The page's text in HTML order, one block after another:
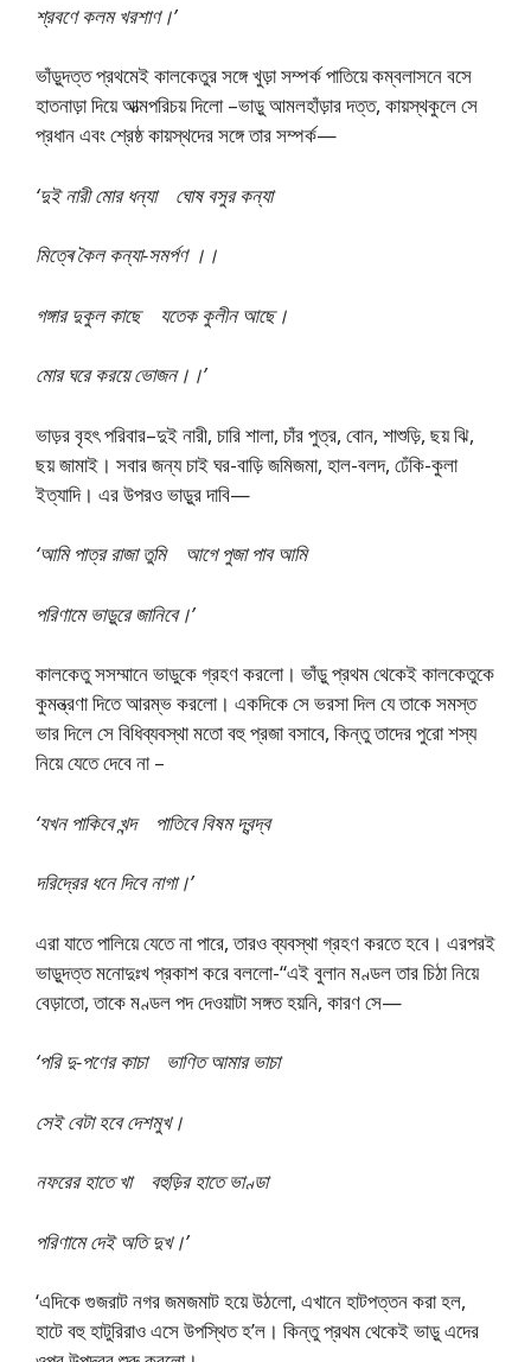
শ্রবণে কলম খরশাণ।’
ভাঁড়ুদত্ত প্রথমেই কালকেতুর সঙ্গে খুড়া সম্পর্ক পাতিয়ে কম্বলাসনে বসে
হাতনাড়া দিয়ে আত্মপরিচয় দিলো –ভাড়ু আমলহাঁড়ার দত্ত, কায়স্থকুলে সে
প্রধান এবং শ্রেষ্ঠ কায়স্থদের সঙ্গে তার সম্পর্ক—
‘দুই নারী মোর ধন্যা ঘোষ বসুর কন্যা
মিত্ৰে কৈল কন্যা-সমৰ্পণ ।।
গঙ্গার দুকুল কাছে যতেক কুলীন আছে।
মোর ঘরে করয়ে ভোজন।।’
ভাড়র বৃহৎ পরিবার–দুই নারী, চারি শালা, চাঁর পুত্র, বোন, শাশুড়ি, ছয় ঝি,
ছয় জামাই। সবার জন্য চাই ঘর-বাড়ি জমিজমা, হাল-বলদ, ঢেঁকি-কুলা
ইত্যাদি। এর উপরও ভাড়ুর দাবি—
‘আমি পাত্র রাজা তুমি আগে পুজা পাব আমি
পরিণামে ভাড়ুরে জানিবে।’
কালকেতু সসম্মানে ভাডুকে গ্রহণ করলো। ভাঁড়ু প্রথম থেকেই কালকেতুকে
কুমন্ত্রণা দিতে আরম্ভ করলো। একদিকে সে ভরসা দিল যে তাকে সমস্ত
ভার দিলে সে বিধিব্যবস্থা মতো বহু প্রজা বসাবে, কিন্তু তাদের পুরো শস্য
নিয়ে যেতে দেবে না –
‘যখন পাকিবে খন্দ পাতিবে বিষম দ্বন্দ্ব
দরিদ্রের ধনে দিবে নাগা।’
এরা যাতে পালিয়ে যেতে না পারে, তারও ব্যবস্থা গ্রহণ করতে হবে। এরপরই
ভাড়ুদত্ত মনোদুঃখ প্রকাশ করে বললো-“এই বুলান মণ্ডল তার চিঠা নিয়ে
বেড়াতো, তাকে মণ্ডল পদ দেওয়াটা সঙ্গত হয়নি, কারণ সে—
‘পরি দু-পণের কাচা ভাণিত আমার ভাচা
সেই বেটা হবে দেশমুখ।
নফরের হাতে খা বহুড়ির হাতে ভাণ্ডা
পরিণামে দেই অতি দুখ।’
‘এদিকে গুজরাট নগর জমজমাট হয়ে উঠলো, এখানে হাটপত্তন করা হল,
হাটে বহু হাটুরিরাও এসে উপস্থিত হ’ল। কিন্তু প্রথম থেকেই ভাড়ু এদের